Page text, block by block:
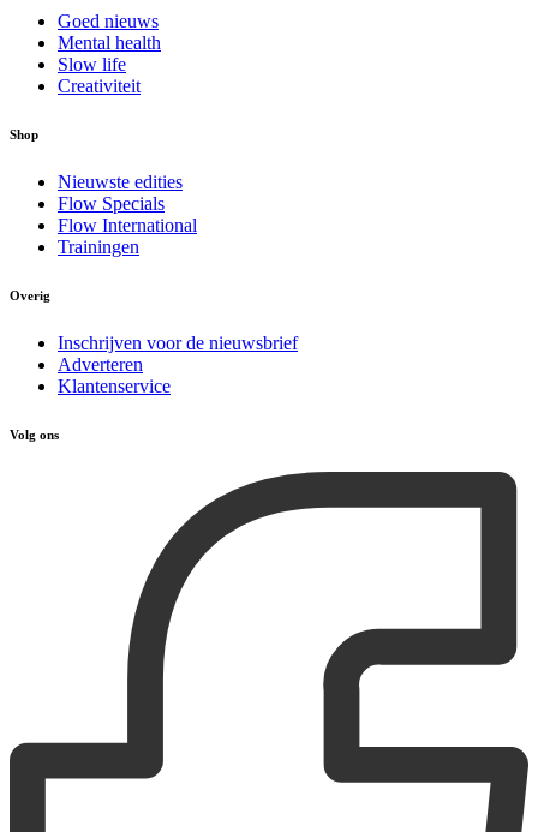
Goed nieuws
Mental health
Slow life
Creativiteit
Shop
Nieuwste edities
Flow Specials
Flow International
Trainingen
Overig
Inschrijven voor de nieuwsbrief
Adverteren
Klantenservice
Volg ons